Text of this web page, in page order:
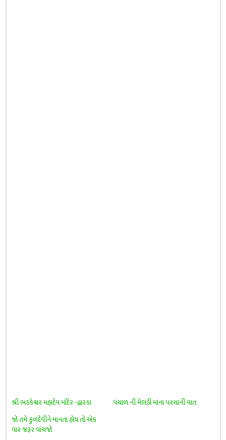
શ્રી ભડકેશ્વર મહાદેવ મંદિર -દ્વારકા
પંચાળ ની મેલડી માંના પરચાની વાત
જો તમે કુળદેવીને માનતા હોય તો એક
વાર જરૂર વાંચજો